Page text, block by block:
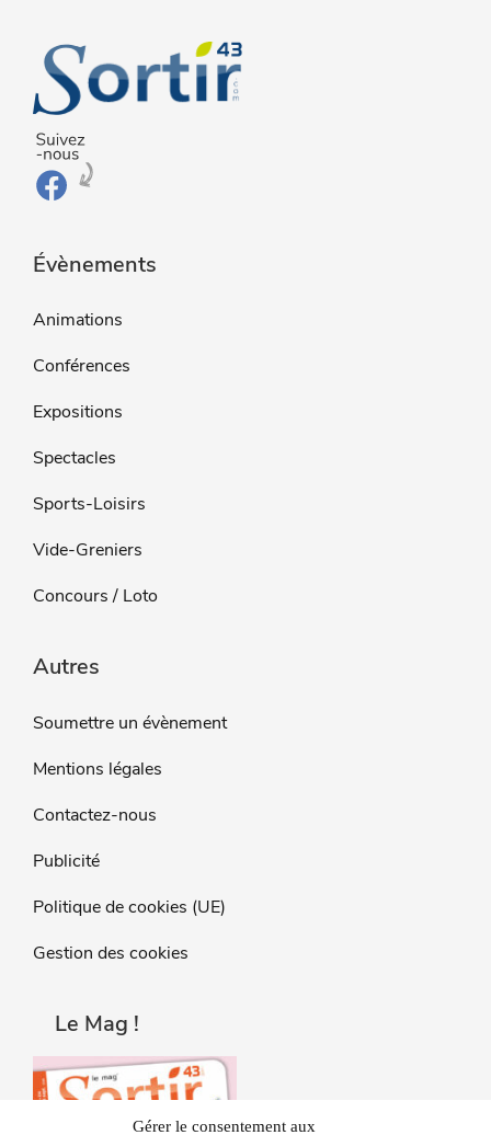
Gérer le consentement aux
Évènements
Animations
Conférences
Expositions
Spectacles
Sports-Loisirs
Vide-Greniers
Concours / Loto
Autres
Soumettre un évènement
Mentions légales
Contactez-nous
Publicité
Politique de cookies (UE)
Gestion des cookies
Le Mag !